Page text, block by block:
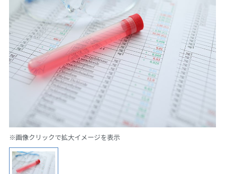
※画像クリックで拡大イメージを表示